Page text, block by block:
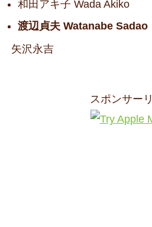
和田アキ子 Wada Akiko
渡辺貞夫 Watanabe Sadao
矢沢永吉
スポンサー